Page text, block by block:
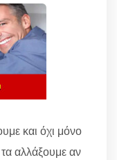
και όχι μόνο
αλλάξουμε αν